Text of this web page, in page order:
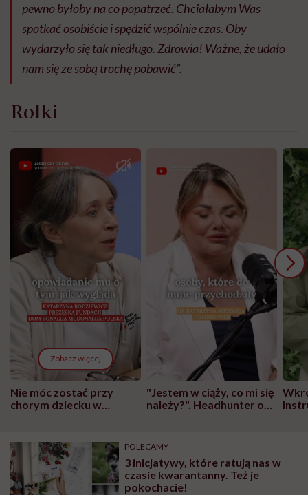
pewno byłoby na co popatrzeć. Chciałabym Was
spotkać osobiście i spędzić wspólnie czas. Oby
wydarzyło się tak niedługo. Zdrowia! Ważne, że udało
nam się ze sobą trochę pobawić”.
Rolki
Zobacz więcej
Nie móc zostać przy
chorym dziecku w
może chyba tylko
głupota i brak
wyobraźni"
"Jestem w ciąży, co mi się
należy?". Headhunter o
pracy
POLECAMY
3 inicjatywy, które ratują nas w
czasie kwarantanny. Też je
pokochacie!